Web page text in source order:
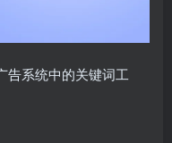
告系统中的关键词工